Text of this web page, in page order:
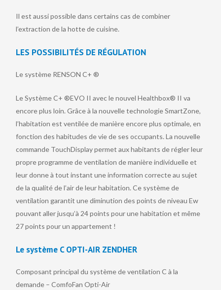
Il est aussi possible dans certains cas de combiner
l’extraction de la hotte de cuisine.
LES POSSIBILITÉS DE RÉGULATION​
Le système RENSON C+ ®
Le Système C+ ®EVO II avec le nouvel Healthbox® II va
encore plus loin. Grâce à la nouvelle technologie SmartZone,
l’habitation est ventilée de manière encore plus optimale, en
fonction des habitudes de vie de ses occupants. La nouvelle
commande TouchDisplay permet aux habitants de régler leur
propre programme de ventilation de manière individuelle et
leur donne à tout instant une information correcte au sujet
de la qualité de l’air de leur habitation. Ce système de
ventilation garantit une diminution des points de niveau Ew
pouvant aller jusqu’à 24 points pour une habitation et même
27 points pour un appartement !
Le système C OPTI-AIR ZENDHER​
Composant principal du système de ventilation C à la
demande – ComfoFan Opti-Air